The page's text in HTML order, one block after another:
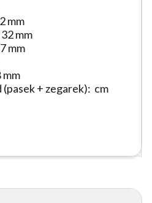
mm
mm
mm
mm
+ zegarek): cm